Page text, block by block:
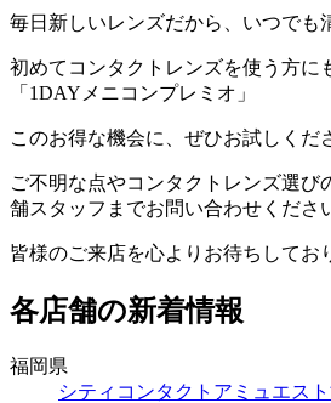
毎日新しいレンズだから、いつでも
初めてコンタクトレンズを使う方に
「1DAYメニコンプレミオ」
このお得な機会に、ぜひお試しくだ
ご不明な点やコンタクトレンズ選び
舗スタッフまでお問い合わせくださ
皆様のご来店を心よりお待ちしてお
各店舗の新着情報
福岡県
シティコンタクトアミュエス